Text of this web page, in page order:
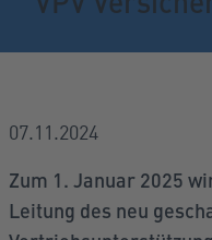
07.11.2024
Zum 1. Januar 2025
Leitung des neu